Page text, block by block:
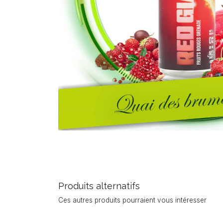
Produits alternatifs
Ces autres produits pourraient vous intéresser